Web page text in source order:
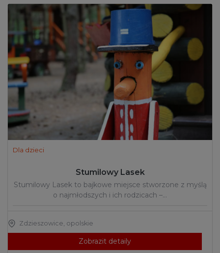
Dla dzieci
Stumilowy Lasek
Stumilowy Lasek to bajkowe miejsce stworzone z myślą
o najmłodszych i ich rodzicach –…
Zdzieszowice, opolskie
Zobrazit detaily